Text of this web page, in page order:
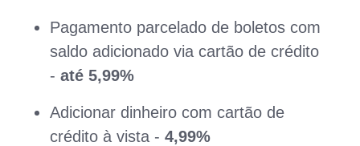
Pagamento parcelado de boletos com
saldo adicionado via cartão de crédito
- até 5,99%
Adicionar dinheiro com cartão de
crédito à vista - 4,99%